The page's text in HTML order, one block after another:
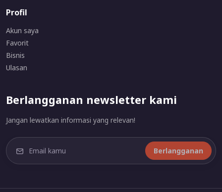
Profil
Akun saya
Favorit
Bisnis
Ulasan
Berlangganan newsletter kami
Jangan lewatkan informasi yang relevan!
Berlangganan